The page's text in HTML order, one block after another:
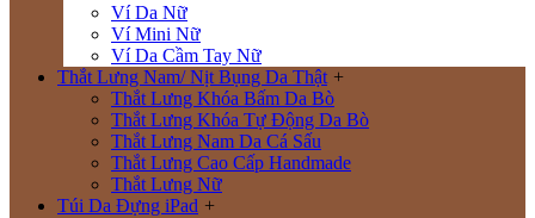
Ví Da Nữ
Ví Mini Nữ
Ví Da Cầm Tay Nữ
Thắt Lưng Nam/ Nịt Bụng Da Thật +
Thắt Lưng Khóa Bấm Da Bò
Thắt Lưng Khóa Tự Động Da Bò
Thắt Lưng Nam Da Cá Sấu
Thắt Lưng Cao Cấp Handmade
Thắt Lưng Nữ
Túi Da Đựng iPad +